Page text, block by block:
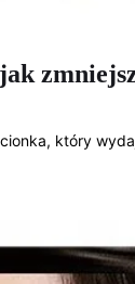
który